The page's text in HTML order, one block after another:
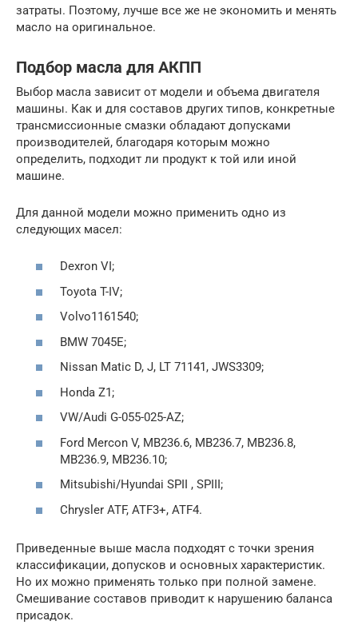
затраты. Поэтому, лучше все же не экономить и менять
масло на оригинальное.
Подбор масла для АКПП
Выбор масла зависит от модели и объема двигателя
машины. Как и для составов других типов, конкретные
трансмиссионные смазки обладают допусками
производителей, благодаря которым можно
определить, подходит ли продукт к той или иной
машине.
Для данной модели можно применить одно из
следующих масел:
Dexron VI;
Toyota T-IV;
Volvo1161540;
BMW 7045E;
Nissan Matic D, J, LT 71141, JWS3309;
Honda Z1;
VW/Audi G-055-025-AZ;
Ford Mercon V, MB236.6, MB236.7, MB236.8,
MB236.9, MB236.10;
Mitsubishi/Hyundai SPII , SPIII;
Chrysler ATF, ATF3+, ATF4.
Приведенные выше масла подходят с точки зрения
классификации, допусков и основных характеристик.
Но их можно применять только при полной замене.
Смешивание составов приводит к нарушению баланса
присадок.